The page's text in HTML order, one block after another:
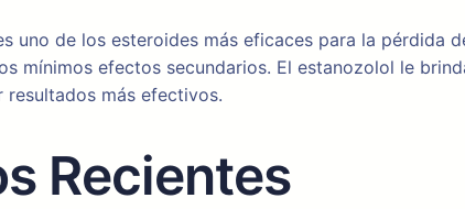
uno de los esteroides más eficaces para la pérdida
mínimos efectos secundarios. El estanozolol le
resultados más efectivos.
Recientes